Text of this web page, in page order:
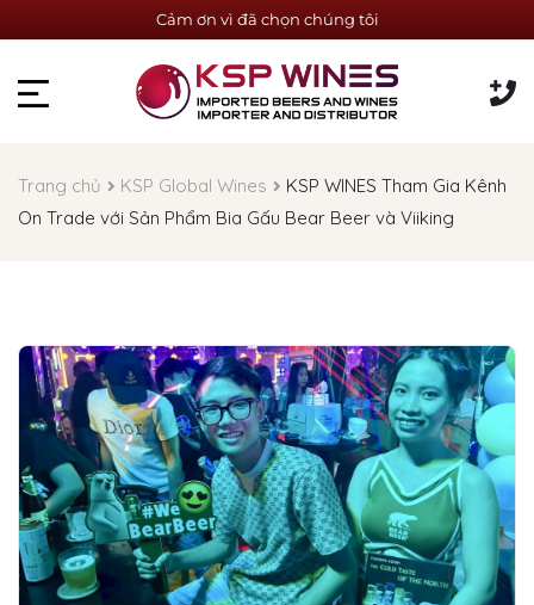
Cảm ơn vì đã chọn chúng tôi
Trang chủ KSP Global Wines
KSP WINES Tham Gia Kênh
On Trade với Sản Phẩm Bia Gấu Bear Beer và Viiking